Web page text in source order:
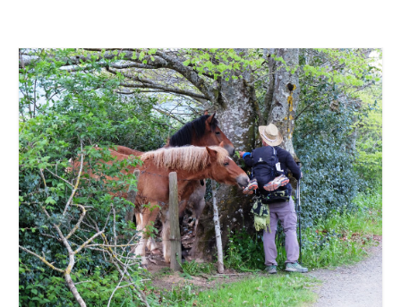
Curiosidades no Caminho
Celular no Caminho
Tecnologia
Baixe a lista do que Colocar na Mochila
Historias de Peregrinos
Envie sua Pergunta…
Podcast do Caminho